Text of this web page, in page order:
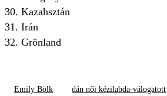
30. Kazahsztán
31. Irán
32. Grönland
Emily Bölk dán női kézilabda-válogatott